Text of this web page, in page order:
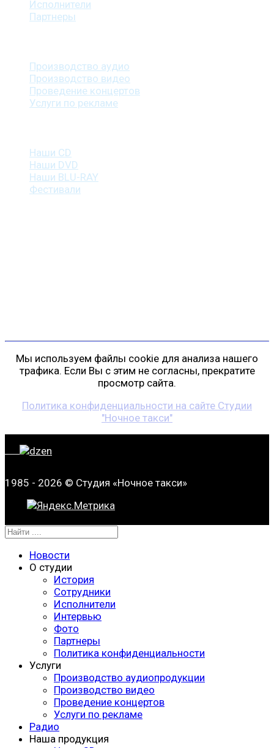
Исполнители
Партнеры
Производство аудио
Производство видео
Проведение концертов
Услуги по рекламе
Наши CD
Наши DVD
Наши BLU-RAY
Фестивали
Мы используем файлы cookie для анализа нашего
трафика. Если Вы с этим не согласны, прекратите
просмотр сайта.
Политика конфиденциальности на сайте Студии
"Ночное такси"
1985 - 2026 © Студия «Ночное такси»
Новости
О студии
История
Сотрудники
Исполнители
Интервью
Фото
Партнеры
Политика конфиденциальности
Услуги
Производство аудиопродукции
Производство видео
Проведение концертов
Услуги по рекламе
Радио
Наша продукция